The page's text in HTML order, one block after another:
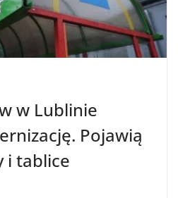
w Lublinie
Pojawią
i tablice